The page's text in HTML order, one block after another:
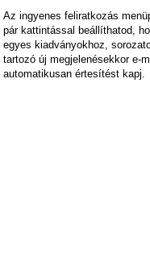
Az ingyenes feliratkozás
pár kattintással beállíthatod,
egyes kiadványokhoz,
tartozó új megjelenésekkor e-
automatikusan értesítést kapj.